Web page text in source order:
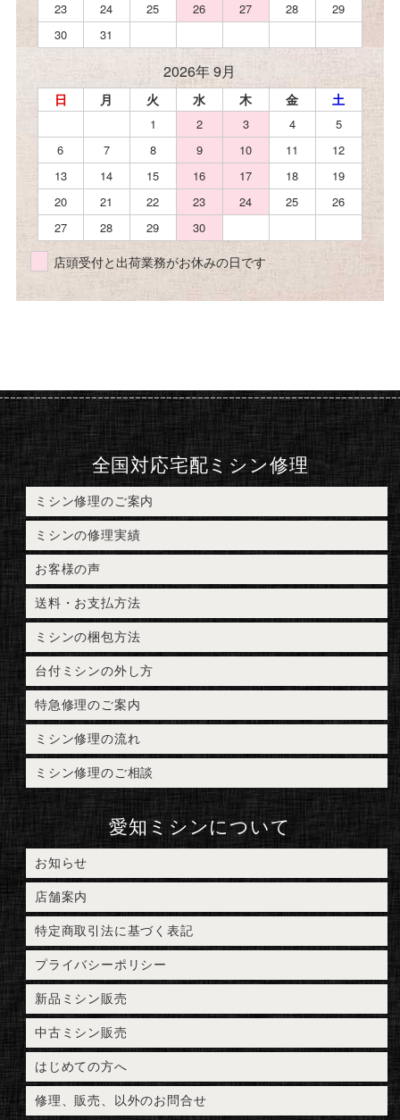
23
24 25 26 27 28
29
30
31
2026年 9月
日 月 火 水 木 金 土
1 2 3 4
5
6
7 8 9 10 11
12
13
14 15 16 17 18
19
20
21 22 23 24 25
26
27
28 29 30
店頭受付と出荷業務がお休みの日です
全国対応宅配ミシン修理
ミシン修理のご案内
ミシンの修理実績
お客様の声
送料・お支払方法
ミシンの梱包方法
台付ミシンの外し方
特急修理のご案内
ミシン修理の流れ
ミシン修理のご相談
愛知ミシンについて
お知らせ
店舗案内
特定商取引法に基づく表記
プライバシーポリシー
新品ミシン販売
中古ミシン販売
はじめての方へ
修理、販売、以外のお問合せ